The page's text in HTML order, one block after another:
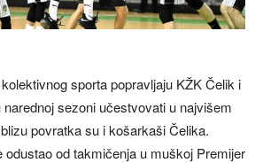
sporta popravljaju KŽK Čelik i
sezoni učestvovati u najvišem
povratka su i košarkaši Čelika.
odustao od takmičenja u muškoj Premijer